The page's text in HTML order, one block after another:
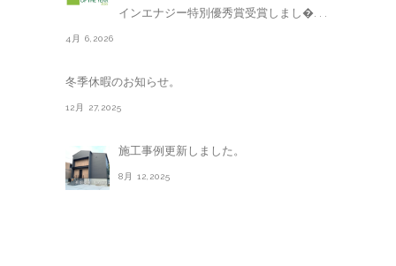
インエナジー特別優秀賞受賞しまし�. . .
4月 6,2026
冬季休暇のお知らせ。
12月 27,2025
施工事例更新しました。
8月 12,2025